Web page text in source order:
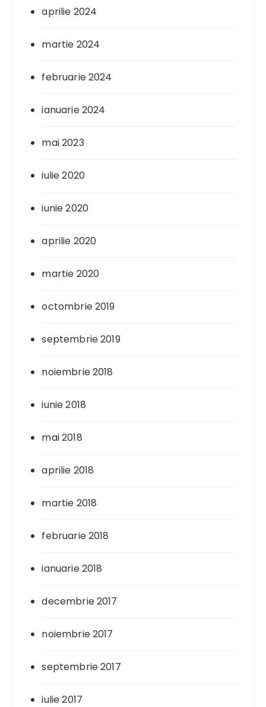
aprilie 2024
martie 2024
februarie 2024
ianuarie 2024
mai 2023
iulie 2020
iunie 2020
aprilie 2020
martie 2020
octombrie 2019
septembrie 2019
noiembrie 2018
iunie 2018
mai 2018
aprilie 2018
martie 2018
februarie 2018
ianuarie 2018
decembrie 2017
noiembrie 2017
septembrie 2017
iulie 2017